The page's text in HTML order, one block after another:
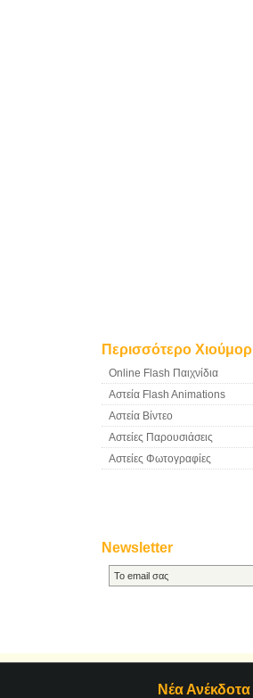
Περισσότερο Χιούμορ
Online Flash Παιχνίδια
Αστεία Flash Animations
Αστεία Βίντεο
Αστείες Παρουσιάσεις
Αστείες Φωτογραφίες
Newsletter
Νέα Ανέκδοτα